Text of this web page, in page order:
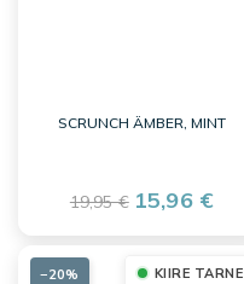
SCRUNCH ÄMBER, MINT
19,95 € 15,96 €
KIIRE TARNE
−20%